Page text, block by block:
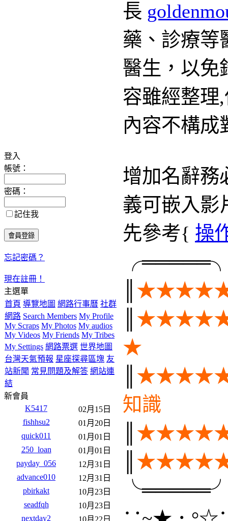
帳號：
密碼：
記住我
忘記密碼？
現在註冊！
主選單
首頁 導覽地圖 網路行
事曆
Members
Scraps My Photos
audios My Videos
Friends My Tribes
Settings 網路票選
世界
台灣天氣預報
星
座探尋區塊 友站新聞
新會員
K5417
02月15日
藥、診療等醫
醫生，以免錯
容雖經整理,但
內容不構成對
增加名辭務必
義可嵌入影片
先參考{操作說
╭═════╮
★★★★★
║★★★★★★
★
║★★★★★
知識
║★★★★★★
║★★★★★╱
╰═════╯